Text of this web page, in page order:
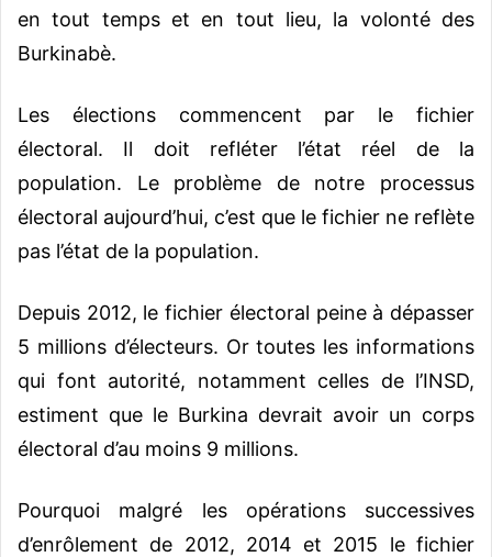
en tout temps et en tout lieu, la volonté des
Burkinabè.
Les élections commencent par le fichier
électoral. Il doit refléter l’état réel de la
population. Le problème de notre processus
électoral aujourd’hui, c’est que le fichier ne reflète
pas l’état de la population.
Depuis 2012, le fichier électoral peine à dépasser
5 millions d’électeurs. Or toutes les informations
qui font autorité, notamment celles de l’INSD,
estiment que le Burkina devrait avoir un corps
électoral d’au moins 9 millions.
Pourquoi malgré les opérations successives
d’enrôlement de 2012, 2014 et 2015 le fichier